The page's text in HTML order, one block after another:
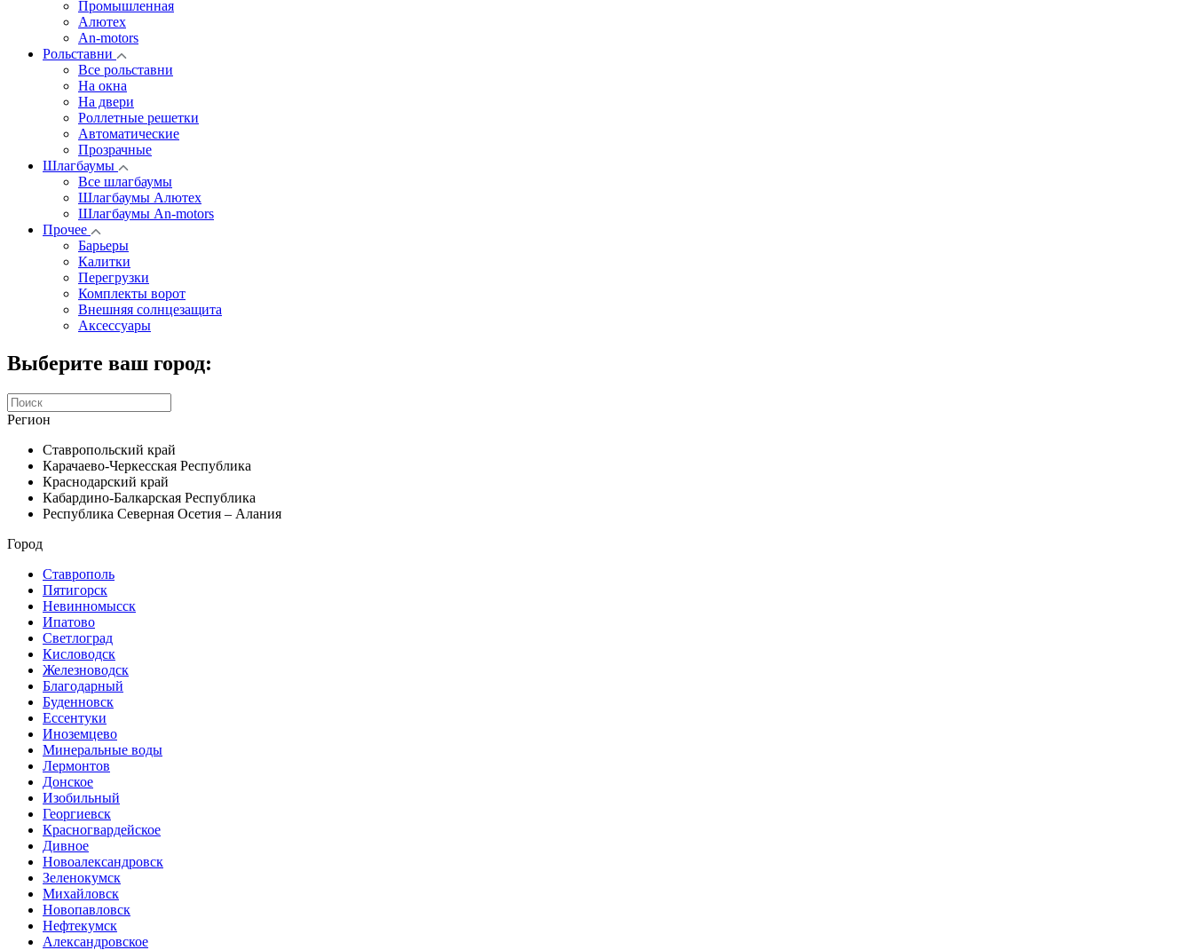
Промышленная
Алютех
An-motors
Рольставни
Все рольставни
На окна
На двери
Роллетные решетки
Автоматические
Прозрачные
Шлагбаумы
Все шлагбаумы
Шлагбаумы Алютех
Шлагбаумы An-motors
Прочее
Барьеры
Калитки
Перегрузки
Комплекты ворот
Внешняя солнцезащита
Аксессуары
Выберите ваш город:
Регион
Ставропольский край
Карачаево-Черкесская Республика
Краснодарский край
Кабардино-Балкарская Республика
Республика Северная Осетия – Алания
Город
Ставрополь
Пятигорск
Невинномысск
Ипатово
Светлоград
Кисловодск
Железноводск
Благодарный
Буденновск
Ессентуки
Иноземцево
Минеральные воды
Лермонтов
Донское
Изобильный
Георгиевск
Красногвардейское
Дивное
Новоалександровск
Зеленокумск
Михайловск
Новопавловск
Нефтекумск
Александровское